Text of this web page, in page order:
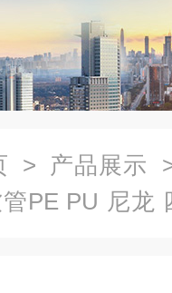
> 产品展示
PE PU 尼龙